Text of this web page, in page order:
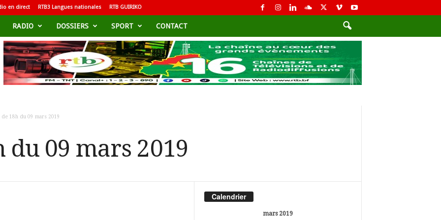
en direct RTB3 Langues nationales RTB GUIRIKO
RADIO DOSSIERS SPORT CONTACT
de 18h du 09 mars 2019
du 09 mars 2019
Calendrier
mars 2019